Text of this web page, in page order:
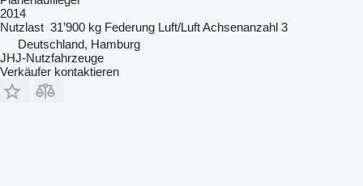
2014
Nutzlast 31’900 kg Federung Luft/LuftAchsenanzahl 3
Deutschland, Hamburg
JHJ-Nutzfahrzeuge
Verkäufer kontaktieren